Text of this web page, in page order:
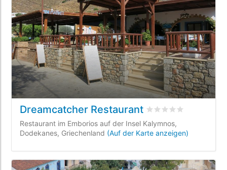
Dreamcatcher Restaurant bewertet0
Restaurant im Emborios auf der Insel Kalymnos,
Dodekanes, Griechenland (Auf der Karte anzeigen)